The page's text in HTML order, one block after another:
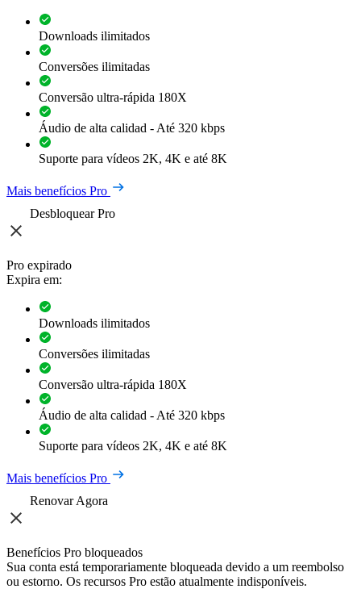
Downloads ilimitados
Conversões ilimitadas
Conversão ultra-rápida 180X
Áudio de alta calidad - Até 320 kbps
Suporte para vídeos 2K, 4K e até 8K
Mais benefícios Pro
Desbloquear Pro
Pro expirado
Expira em:
Downloads ilimitados
Conversões ilimitadas
Conversão ultra-rápida 180X
Áudio de alta calidad - Até 320 kbps
Suporte para vídeos 2K, 4K e até 8K
Mais benefícios Pro
Renovar Agora
Benefícios Pro bloqueados
Sua conta está temporariamente bloqueada devido a um reembolso
ou estorno. Os recursos Pro estão atualmente indisponíveis.